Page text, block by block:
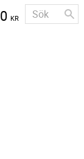
0 KR